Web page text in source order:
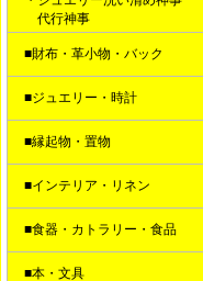
代行神事
■財布・革小物・バック
■ジュエリー・時計
■縁起物・置物
■インテリア・リネン
■食器・カトラリー・食品
■本・文具